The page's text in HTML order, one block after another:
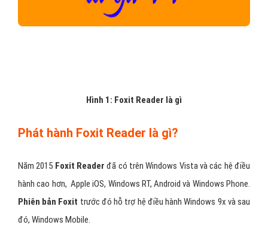
Hình 1: Foxit Reader là gì
Phát hành Foxit Reader là gì?
Năm 2015 Foxit Reader đã có trên Windows Vista và các hệ điều
hành cao hơn, Apple iOS, Windows RT, Android và Windows Phone.
Phiên bản Foxit trước đó hỗ trợ hệ điều hành Windows 9x và sau
đó, Windows Mobile.